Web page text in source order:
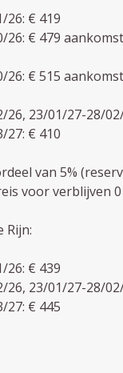
26: € 419
26: € 479
26: € 515
26, 23/01/27-28/
27: € 410
van 5%
voor verblijven
Rijn:
26: € 439
26, 23/01/27-28/
27: € 445